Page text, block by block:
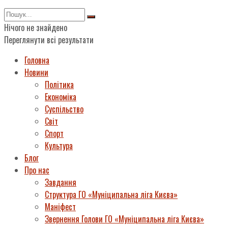
Нічого не знайдено
Переглянути всі результати
Головна
Новини
Політика
Економіка
Суспільство
Світ
Спорт
Культура
Блог
Про нас
Завдання
Структура ГО «Муніципальна ліга Києва»
Маніфест
Звернення Голови ГО «Муніципальна ліга Києва»